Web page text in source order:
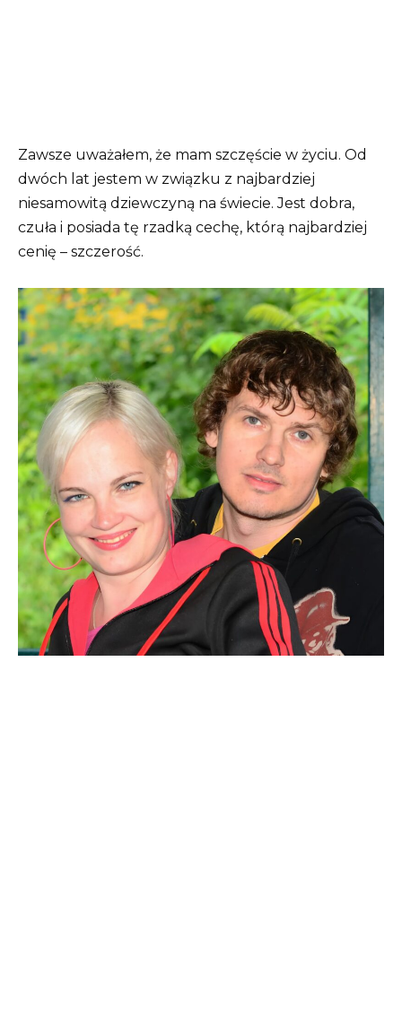
Zawsze uważałem, że mam szczęście w życiu. Od
dwóch lat jestem w związku z najbardziej
niesamowitą dziewczyną na świecie. Jest dobra,
czuła i posiada tę rzadką cechę, którą najbardziej
cenię – szczerość.